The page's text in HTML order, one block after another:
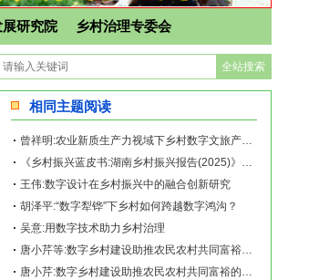
研究院 乡村治理专委会
相同主题阅读
曾祥明:农业新质生产力视域下乡村数字文旅产业发展的机遇、挑战与纾解
《乡村振兴蓝皮书:湖南乡村振兴报告(2025)》｜数字技术赋能乡村振兴的岳阳市麻
王伟:数字设计在乡村振兴中的融合创新研究
胡泽平:“数字犁铧”下乡村如何跨越数字鸿沟？
吴意:用数字技术助力乡村治理
唐小芹等:数字乡村建设助推农民农村共同富裕的机遇、挑战及实践进路
唐小芹:数字乡村建设助推农民农村共同富裕的发展路向